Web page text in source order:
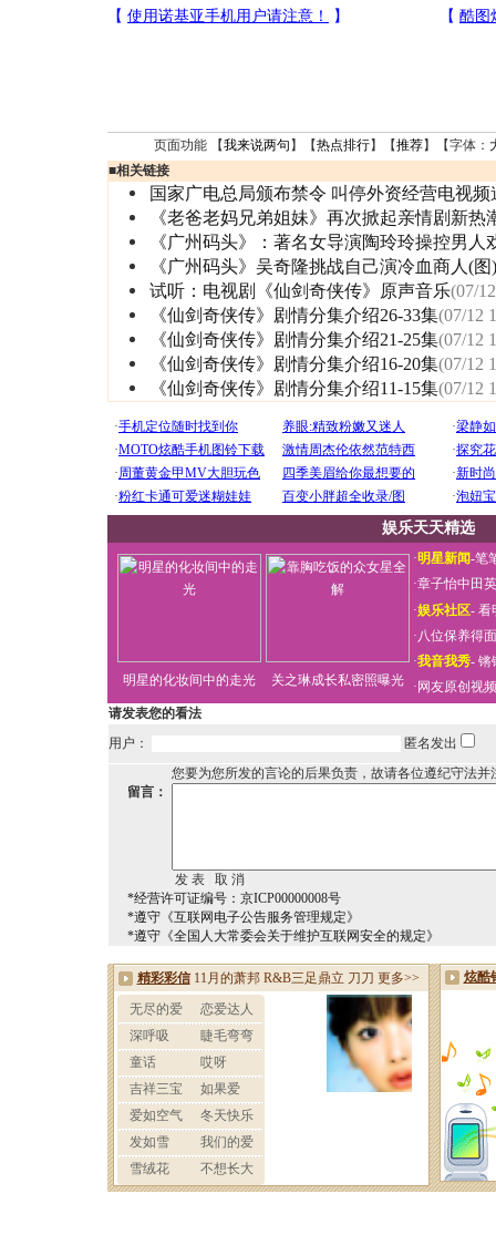
页面功能 【我来说两句 】【热点排行】【推荐】【字体：
■相关链接
国家广电总局颁布禁令 叫停外资经营电视频
《老爸老妈兄弟姐妹》再次掀起亲情剧新热
《广州码头》：著名女导演陶玲玲操控男人
《广州码头》吴奇隆挑战自己演冷血商人(图)
试听：电视剧《仙剑奇侠传》原声音乐(07/
《仙剑奇侠传》剧情分集介绍26-33集(07/12
《仙剑奇侠传》剧情分集介绍21-25集(07/12
《仙剑奇侠传》剧情分集介绍16-20集(07/12
《仙剑奇侠传》剧情分集介绍11-15集(07/12
娱乐天天精选
明星的化妆间中的走光 关之琳成长私密照曝光
·明星新闻-笔
·章子怡中田
·娱乐社区- 看
·八位保养得
·我音我秀- 锵
· 网友原创视
请发表您的看法
用户：
匿名发出
您要为您所发的言论的后果负责，故请各位遵纪守法并
留言：
*经营许可证编号：京ICP00000008号
*遵守《互联网电子公告服务管理规定》
*遵守《全国人大常委会关于维护互联网安全的规定》